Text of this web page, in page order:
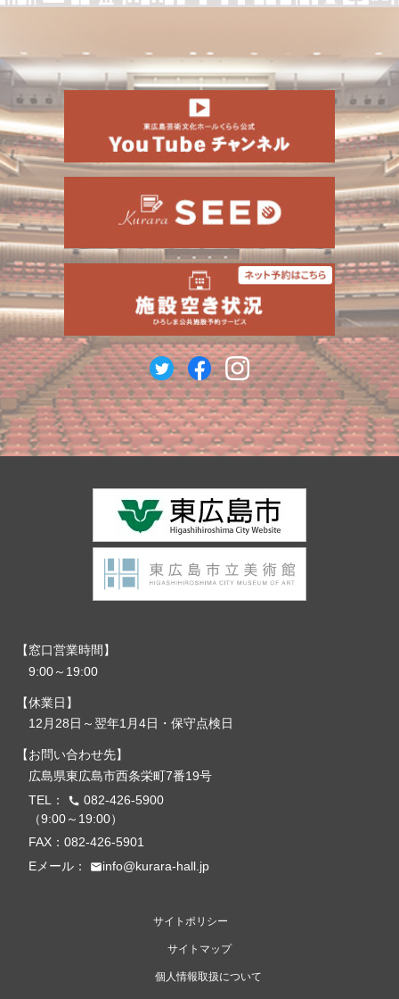
窓口営業時間
9:00～19:00
休業日
12月28日～翌年1月4日・保守点検日
お問い合わせ先
広島県東広島市西条栄町7番19号
TEL：
call 082-426-5900
（9:00～19:00）
FAX：082-426-5901
Eメール：
emailinfo@kurara-hall.jp
サイトポリシー
サイトマップ
個人情報取扱について